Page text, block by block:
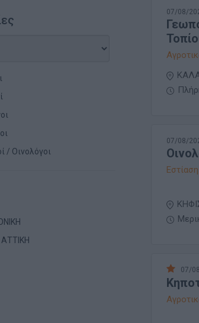
/ Οινολόγοι
07/08/
07/08/
Εστίαση
07/